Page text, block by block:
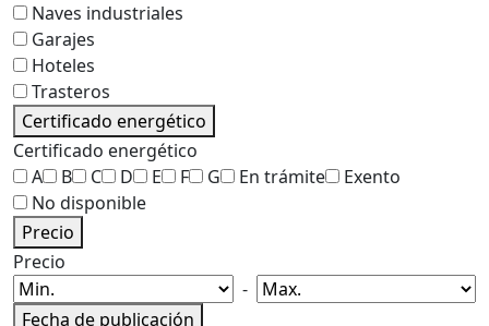
Naves industriales
Garajes
Hoteles
Trasteros
Certificado energético
Certificado energético
A
B C D E F G En trámite
Exento
No disponible
Precio
Precio
-
Fecha de publicación